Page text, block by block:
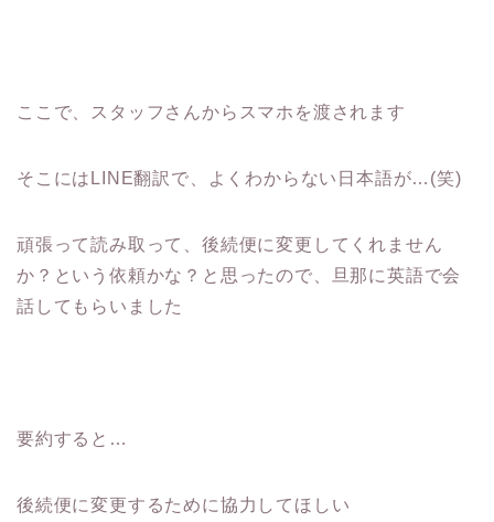
ここで、スタッフさんからスマホを渡されます
そこにはLINE翻訳で、よくわからない日本語が…(笑)
頑張って読み取って、後続便に変更してくれません
か？という依頼かな？と思ったので、旦那に英語で会
話してもらいました
要約すると…
後続便に変更するために協力してほしい